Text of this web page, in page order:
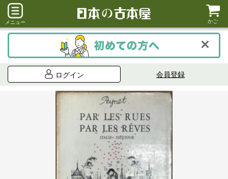
メニュー かご
ログイン 会員登録